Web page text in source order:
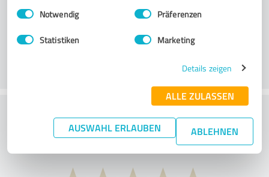
Impressum Datenschutzbestimmungen
Einwilligungsauswahl
Notwendig Präferenzen
Statistiken Marketing
Details zeigen
ALLE ZULASSEN
AUSWAHL ERLAUBEN ABLEHNEN
Kundenservice
Wie beurteilen Sie das
Preis-/Leistungsverhältnis?